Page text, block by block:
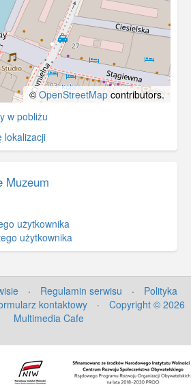
©OpenStreetMapcontributors.
w pobliżu
lokalizacji
Muzeum
użytkownika
użytkownika
· Regulamin serwisu ·
Polityka
kontaktowy ·
Copyright © 2026
Multimedia Cafe